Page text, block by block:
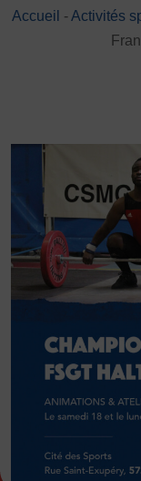
Seniors
Pratiques
Écologie
Sport avec
ÉTHIQUE
Protéger les
Prévenir les
Agir contre
Préserver le
Livret de
Accueil -Activités